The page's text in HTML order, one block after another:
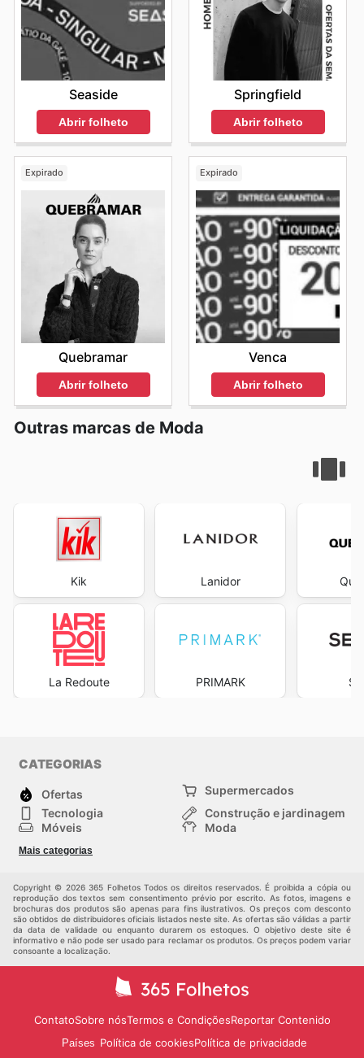
Seaside
Abrir folheto
Springfield
Abrir folheto
Expirado
Quebramar
Abrir folheto
Expirado
Venca
Abrir folheto
Outras marcas de Moda
Kik
La Redoute
Lanidor
PRIMARK
CATEGORIAS
Ofertas
Supermercados
Tecnologia
Construção e jardinagem
Móveis
Moda
Crianças
Mais categorias
Copyright © 2026 365 Folhetos Todos os direitos reservados. É proibida a cópia ou
reprodução dos textos sem consentimento prévio por escrito. As fotos, imagens e
brochuras dos produtos são apenas para fins ilustrativos. Os preços com desconto
são obtidos de distribuidores oficiais listados neste site. As ofertas são válidas a partir
da data de validade ou enquanto durarem os estoques. O objetivo deste site é
informativo e não pode ser usado para reclamar os produtos. Os preços podem variar
consoante a localização.
ContatoSobre nósTermos e CondiçõesReportar Contenido
Países Política de cookiesPolítica de privacidade